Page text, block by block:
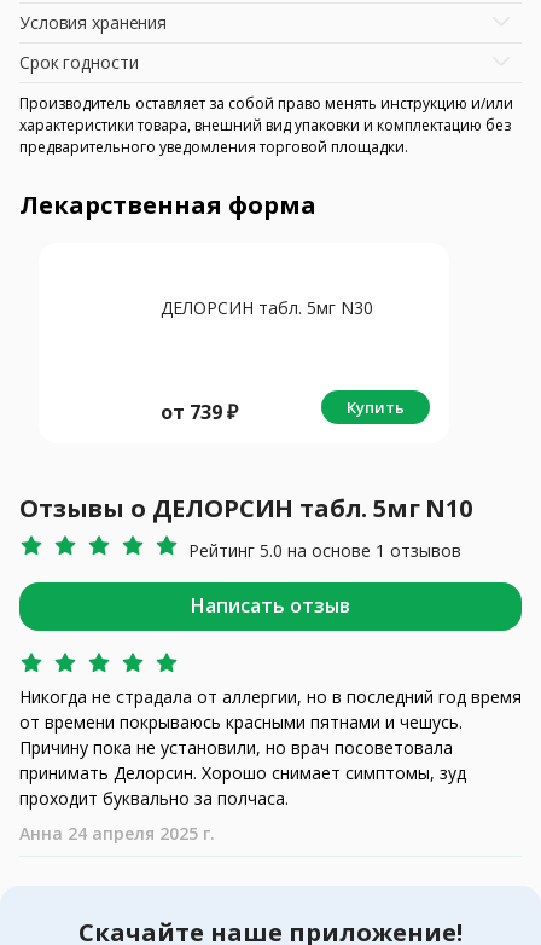
Условия хранения
Срок годности
Производитель оставляет за собой право менять инструкцию и/или
характеристики товара, внешний вид упаковки и комплектацию без
предварительного уведомления торговой площадки.
Лекарственная форма
ДЕЛОРСИН табл. 5мг N30
от 739₽ Купить
Отзывы о ДЕЛОРСИН табл. 5мг N10
Рейтинг 5.0 на основе 1 отзывов
Написать отзыв
Никогда не страдала от аллергии, но в последний год время
от времени покрываюсь красными пятнами и чешусь.
Причину пока не установили, но врач посоветовала
принимать Делорсин. Хорошо снимает симптомы, зуд
проходит буквально за полчаса.
Анна 24 апреля 2025 г.
Скачайте наше приложение!